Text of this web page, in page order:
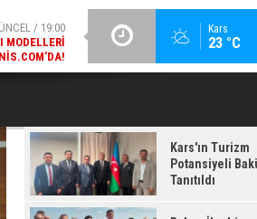
Kars
23 °C
/ 18:38
TANITILDI
BAKAN İBRAHIM
Kars'ın Turizm
Potansiyeli
Tanıtıldı